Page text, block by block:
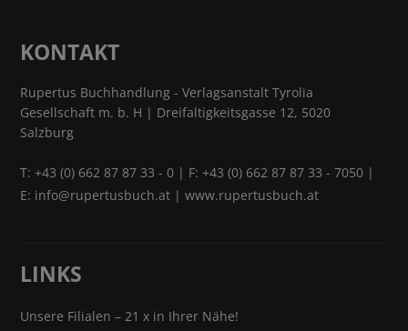
KONTAKT
Rupertus Buchhandlung - Verlagsanstalt Tyrolia
Gesellschaft m. b. H | Dreifaltigkeitsgasse 12, 5020
Salzburg
T:+43 (0) 662 87 87 33 - 0 | F: +43 (0) 662 87 87 33 - 7050 |
E: info@rupertusbuch.at |www.rupertusbuch.at
LINKS
Unsere Filialen – 21 x in Ihrer Nähe!